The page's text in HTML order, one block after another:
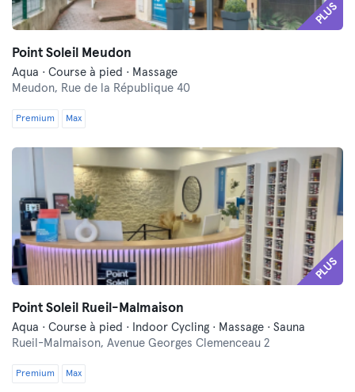
PLUS
Point Soleil Meudon
Aqua · Course à pied · Massage
Meudon, Rue de la République 40
Premium Max
PLUS
Point Soleil Rueil-Malmaison
Aqua · Course à pied · Indoor Cycling · Massage · Sauna
Rueil-Malmaison, Avenue Georges Clemenceau 2
Premium Max